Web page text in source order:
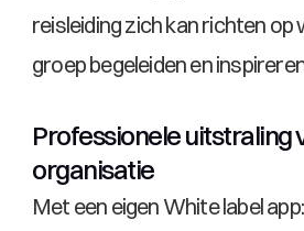
reisleiding zich kan richten op
groep begeleiden en
Professionele uitstraling
organisatie
Met een eigen White label app: